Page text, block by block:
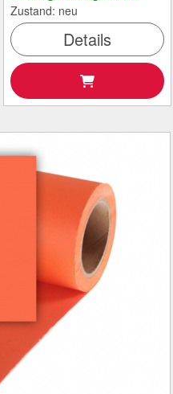
Zustand: neu
Details